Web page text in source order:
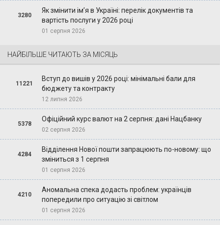
3280
Як змінити ім’я в Україні: перелік документів та
вартість послуги у 2026 році
01 серпня 2026
НАЙБІЛЬШЕ ЧИТАЮТЬ ЗА МІСЯЦЬ
11221
Вступ до вишів у 2026 році: мінімальні бали для
бюджету та контракту
12 липня 2026
5378
Офіційний курс валют на 2 серпня: дані Нацбанку
02 серпня 2026
4284
Відділення Нової пошти запрацюють по-новому: що
зміниться з 1 серпня
01 серпня 2026
4210
Аномальна спека додасть проблем: українців
попередили про ситуацію зі світлом
01 серпня 2026